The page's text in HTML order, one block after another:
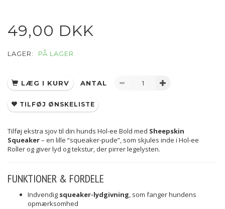
49,00 DKK
LAGER: PÅ LAGER
LÆG I KURV ANTAL
TILFØJ ØNSKELISTE
Tilføj ekstra sjov til din hunds Hol-ee Bold med Sheepskin
Squeaker– en lille “squeaker-pude”, som skjules inde i Hol-ee
Roller og giver lyd og tekstur, der pirrer legelysten.
FUNKTIONER & FORDELE
Indvendig squeaker-lydgivning, som fanger hundens
opmærksomhed